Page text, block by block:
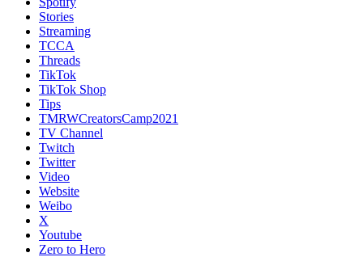
Stories
Streaming
TCCA
Threads
TikTok
TikTok Shop
Tips
TMRWCreatorsCamp2021
TV Channel
Twitch
Twitter
Video
Website
Weibo
X
Youtube
Zero to Hero